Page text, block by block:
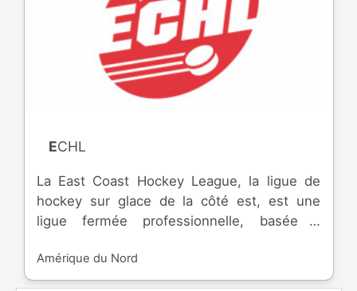
ECHL
La East Coast Hockey League, la ligue de
hockey sur glace de la côté est, est une
ligue fermée professionnelle, basée à
1988. Elle est formée de franchises aux
Etats-Unis et au Canada. Elle correspond au
Amérique du Nord